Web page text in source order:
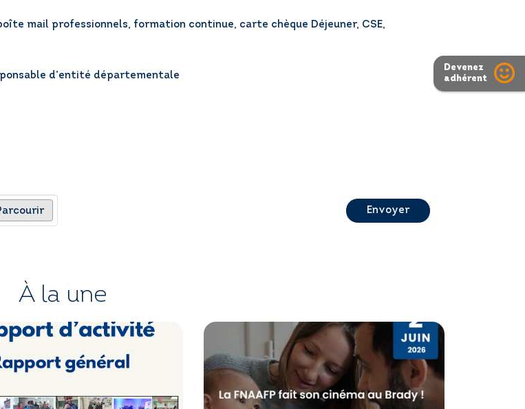
mail professionnels, formation continue, carte chèque Déjeuner, CSE,
d’entité départementale
Envoyer
À la une
Devenez
adhérent